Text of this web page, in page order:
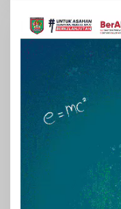
Pemutar
Video